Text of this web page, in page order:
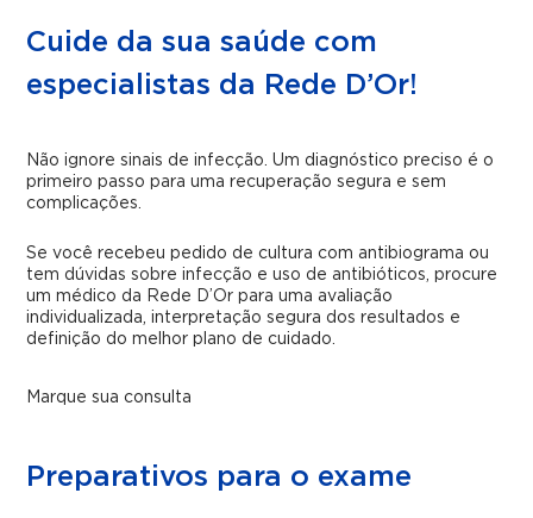
Cuide da sua saúde com
especialistas da Rede D’Or!
Não ignore sinais de infecção. Um diagnóstico preciso é o
primeiro passo para uma recuperação segura e sem
complicações.
Se você recebeu pedido de cultura com antibiograma ou
tem dúvidas sobre infecção e uso de antibióticos, procure
um médico da Rede D’Or para uma avaliação
individualizada, interpretação segura dos resultados e
definição do melhor plano de cuidado.
Marque sua consulta
Preparativos para o exame